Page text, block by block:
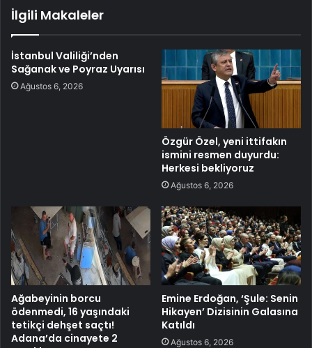
İlgili Makaleler
İstanbul Valiliği’nden
Sağanak ve Poyraz Uyarısı
Ağustos 6, 2026
Özgür Özel, yeni ittifakın
ismini resmen duyurdu:
Herkesi bekliyoruz
Ağustos 6, 2026
Ağabeyinin borcu
ödenmedi, 16 yaşındaki
tetikçi dehşet saçtı!
Adana’da cinayete 2
Emine Erdoğan, ‘Şule: Senin
Hikayen’ Dizisinin Galasına
Katıldı
Ağustos 6, 2026